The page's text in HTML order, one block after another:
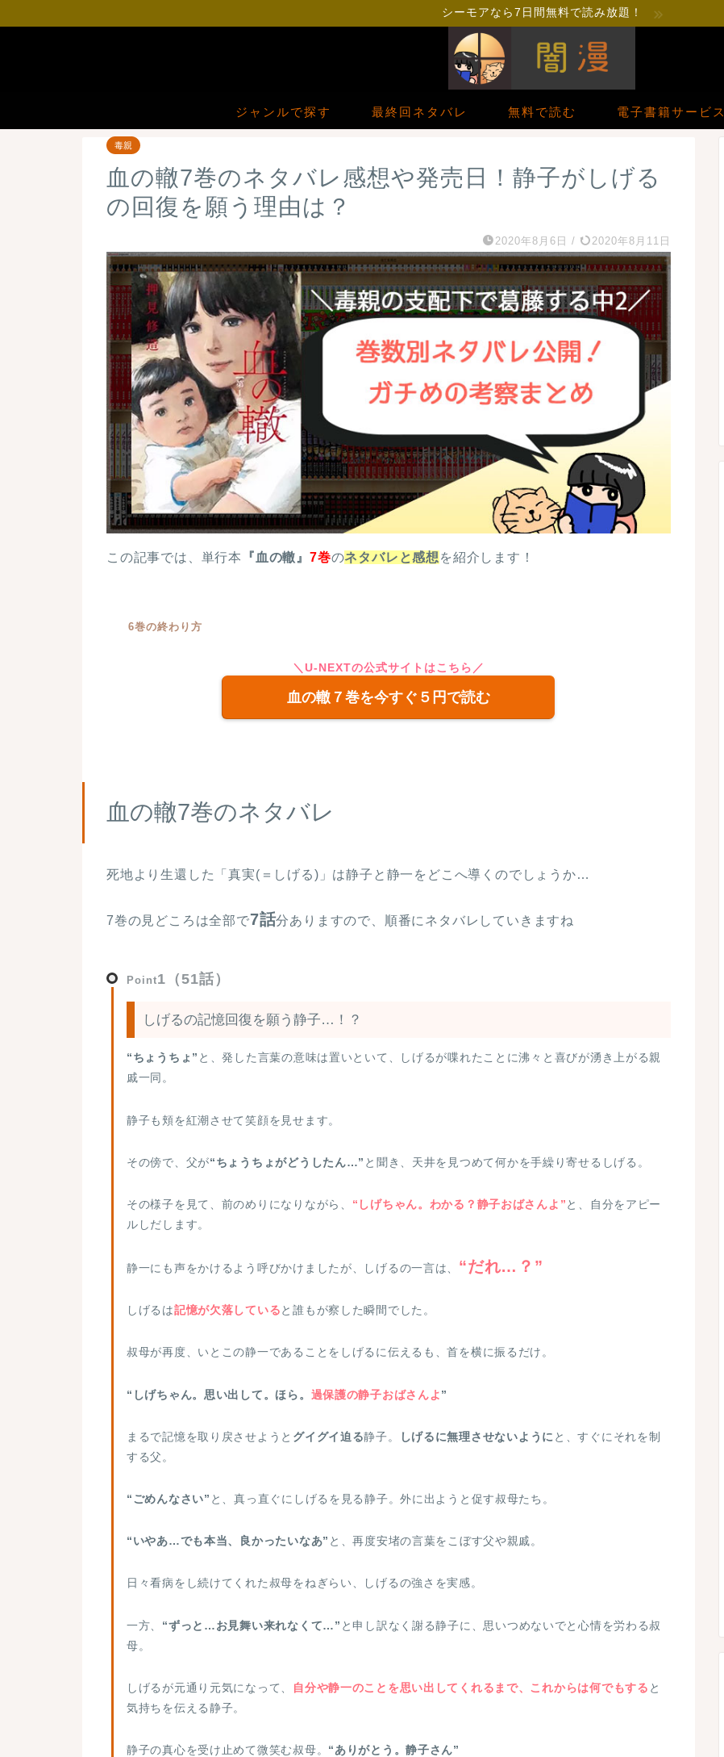
シーモアなら7日間無料で読み放題！
ジャンルで探す 最終回ネタバレ 無料で読む 電子書籍サービス
毒親
血の轍7巻のネタバレ感想や発売日！静子がしげる
の回復を願う理由は？
2020年8月6日 / 2020年8月11日
この記事では、単行本 『血の轍』 7巻のネタバレと感想を紹介します！
6巻の終わり方
朝、静一を起こしに行った静子。
“パパがね、9時過ぎには出発しようって。しげちゃんのとこに”
朝飯は肉まんとあんまんのどちらか聞いて、どっちでもいいと答える静一。
父と3人で車でシゲの元へ向かいます。伯母も静子が来てくれるだけで嬉しいと伝え
させていました。
病室に入ると、迎え入れてくれる叔父と叔母、そしてベッドの上でうっすら目を開
けているシゲ。
＼U-NEXTの公式サイトはこちら／
血の轍７巻を今すぐ５円で読む
血の轍7巻のネタバレ
死地より生還した「真実(＝しげる)」は静子と静一をどこへ導くのでしょうか…
7巻の見どころは全部で7話分ありますので、順番にネタバレしていきますね
Point1（51話）
しげるの記憶回復を願う静子…！？
“ちょうちょ” と、発した言葉の意味は置いといて、しげるが喋れたことに沸々と喜びが湧き上がる親
戚一同。
静子も頬を紅潮させて笑顔を見せます。
その傍で、父が“ちょうちょがどうしたん…” と聞き、天井を見つめて何かを手繰り寄せるしげる。
その様子を見て、前のめりになりながら、 “しげちゃん。わかる？静子おばさんよ”と、自分をアピー
ルしだします。
静一にも声をかけるよう呼びかけましたが、しげるの一言は、 “だれ…？”
しげるは記憶が欠落していると誰もが察した瞬間でした。
叔母が再度、いとこの静一であることをしげるに伝えるも、首を横に振るだけ。
“しげちゃん。思い出して。ほら。 過保護の静子おばさんよ”
まるで記憶を取り戻させようと グイグイ迫る静子。 しげるに無理させないように と、すぐにそれを制
する父。
“ごめんなさい” と、真っ直ぐにしげるを見る静子。外に出ようと促す叔母たち。
“いやあ…でも本当、良かったいなあ” と、再度安堵の言葉をこぼす父や親戚。
日々看病をし続けてくれた叔母をねぎらい、しげるの強さを実感。
一方、 “ずっと…お見舞い来れなくて…” と申し訳なく謝る静子に、思いつめないでと心情を労わる叔
母。
しげるが元通り元気になって、 自分や静一のことを思い出してくれるまで、これからは何でもする と
気持ちを伝える静子。
静子の真心を受け止めて微笑む叔母。 “ありがとう。静子さん”